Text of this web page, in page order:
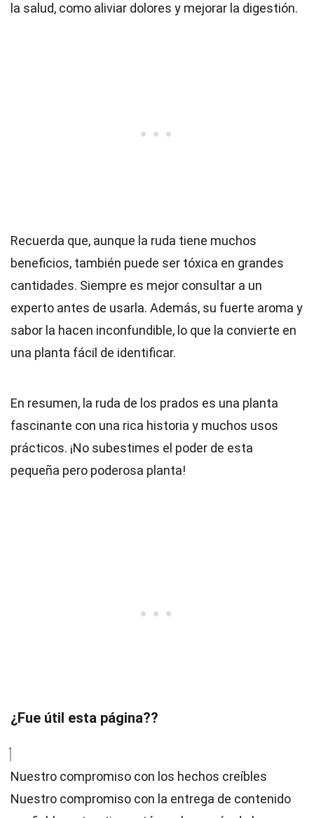
la salud, como aliviar dolores y mejorar la digestión.
Recuerda que, aunque la ruda tiene muchos
beneficios, también puede ser tóxica en grandes
cantidades. Siempre es mejor consultar a un
experto antes de usarla. Además, su fuerte aroma y
sabor la hacen inconfundible, lo que la convierte en
una planta fácil de identificar.
En resumen, la ruda de los prados es una planta
fascinante con una rica historia y muchos usos
prácticos. ¡No subestimes el poder de esta
pequeña pero poderosa planta!
¿Fue útil esta página??
Nuestro compromiso con los hechos creíbles
Nuestro compromiso con la entrega de contenido